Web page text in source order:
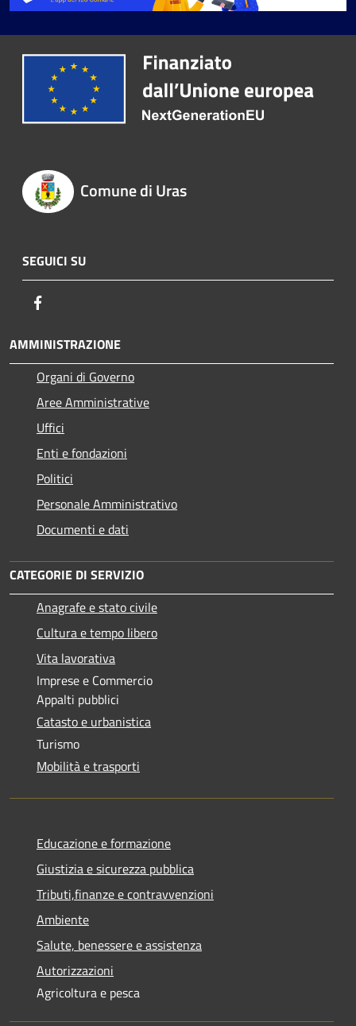
Comune di Uras
SEGUICI SU
AMMINISTRAZIONE
Organi di Governo
Aree Amministrative
Uffici
Enti e fondazioni
Politici
Personale Amministrativo
Documenti e dati
CATEGORIE DI SERVIZIO
Anagrafe e stato civile
Cultura e tempo libero
Vita lavorativa
Imprese e Commercio
Appalti pubblici
Catasto e urbanistica
Turismo
Mobilità e trasporti
Educazione e formazione
Giustizia e sicurezza pubblica
Tributi,finanze e contravvenzioni
Ambiente
Salute, benessere e assistenza
Autorizzazioni
Agricoltura e pesca